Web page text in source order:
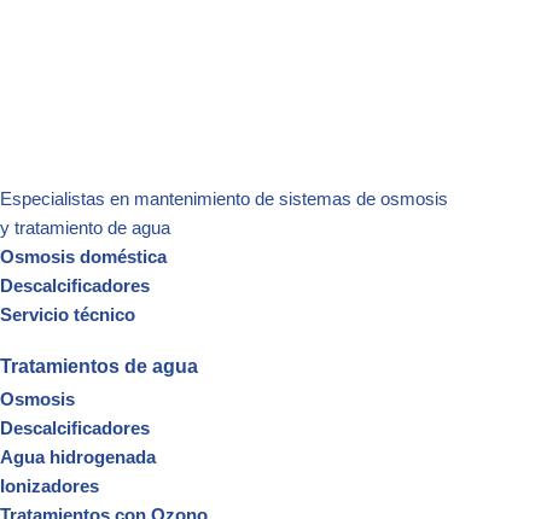
Especialistas en mantenimiento de sistemas de osmosis
y tratamiento de agua
Osmosis doméstica
Descalcificadores
Servicio técnico
Tratamientos de agua
Osmosis
Descalcificadores
Agua hidrogenada
Ionizadores
Tratamientos con Ozono